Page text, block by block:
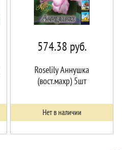
574.38 руб.
Roselily Аннушка
(вост.махр) 5шт
Нет в наличии